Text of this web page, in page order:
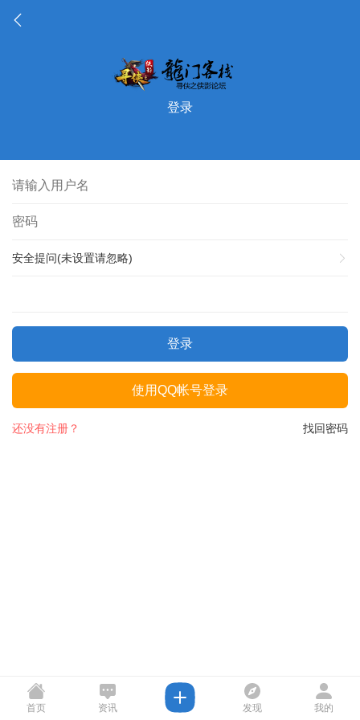
登录
安全提问(未设置请忽略)
登录
使用QQ帐号登录
找回密码
还没有注册？
首页 资讯 发现 我的